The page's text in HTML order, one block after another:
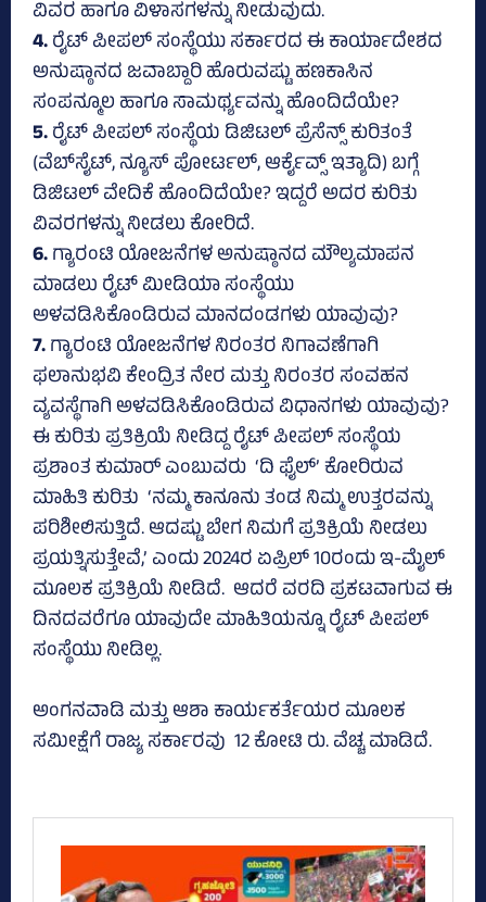
ವಿವರ ಹಾಗೂ ವಿಳಾಸಗಳನ್ನು ನೀಡುವುದು.
4.ರೈಟ್ ಪೀಪಲ್ ಸಂಸ್ಥೆಯು ಸರ್ಕಾರದ ಈ ಕಾರ್ಯಾದೇಶದ
ಅನುಷ್ಠಾನದ ಜವಾಬ್ದಾರಿ ಹೊರುವಷ್ಟು ಹಣಕಾಸಿನ
ಸಂಪನ್ಮೂಲ ಹಾಗೂ ಸಾಮರ್ಥ್ಯವನ್ನು ಹೊಂದಿದೆಯೇ?
5.ರೈಟ್ ಪೀಪಲ್ ಸಂಸ್ಥೆಯ ಡಿಜಿಟಲ್ ಪ್ರೆಸೆನ್ಸ್ ಕುರಿತಂತೆ
(ವೆಬ್‌ಸೈಟ್, ನ್ಯೂಸ್ ಪೋರ್ಟಲ್, ಆರ್ಕೈವ್ಸ್ ಇತ್ಯಾದಿ) ಬಗ್ಗೆ
ಡಿಜಿಟಲ್ ವೇದಿಕೆ ಹೊಂದಿದೆಯೇ? ಇದ್ದರೆ ಅದರ ಕುರಿತು
ವಿವರಗಳನ್ನು ನೀಡಲು ಕೋರಿದೆ.
6.ಗ್ಯಾರಂಟಿ ಯೋಜನೆಗಳ ಅನುಷ್ಠಾನದ ಮೌಲ್ಯಮಾಪನ
ಮಾಡಲು ರೈಟ್ ಮೀಡಿಯಾ ಸಂಸ್ಥೆಯು
ಅಳವಡಿಸಿಕೊಂಡಿರುವ ಮಾನದಂಡಗಳು ಯಾವುವು?
7.ಗ್ಯಾರಂಟಿ ಯೋಜನೆಗಳ ನಿರಂತರ ನಿಗಾವಣೆಗಾಗಿ
ಫಲಾನುಭವಿ ಕೇಂದ್ರಿತ ನೇರ ಮತ್ತು ನಿರಂತರ ಸಂವಹನ
ವ್ಯವಸ್ಥೆಗಾಗಿ ಅಳವಡಿಸಿಕೊಂಡಿರುವ ವಿಧಾನಗಳು ಯಾವುವು?
ಈ ಕುರಿತು ಪ್ರತಿಕ್ರಿಯೆ ನೀಡಿದ್ದ ರೈಟ್‌ ಪೀಪಲ್ ಸಂಸ್ಥೆಯ
ಪ್ರಶಾಂತ ಕುಮಾರ್‌ ಎಂಬುವರು ‘ದಿ ಫೈಲ್‌’ ಕೋರಿರುವ
ಮಾಹಿತಿ ಕುರಿತು ‘ನಮ್ಮ ಕಾನೂನು ತಂಡ ನಿಮ್ಮ ಉತ್ತರವನ್ನು
ಪರಿಶೀಲಿಸುತ್ತಿದೆ. ಆದಷ್ಟು ಬೇಗ ನಿಮಗೆ ಪ್ರತಿಕ್ರಿಯೆ ನೀಡಲು
ಪ್ರಯತ್ನಿಸುತ್ತೇವೆ,’ ಎಂದು 2024ರ ಏಪ್ರಿಲ್‌ 10ರಂದು ಇ-ಮೈಲ್‌
ಮೂಲಕ ಪ್ರತಿಕ್ರಿಯೆ ನೀಡಿದೆ. ಆದರೆ ವರದಿ ಪ್ರಕಟವಾಗುವ ಈ
ದಿನದವರೆಗೂ ಯಾವುದೇ ಮಾಹಿತಿಯನ್ನೂ ರೈಟ್‌ ಪೀಪಲ್‌
ಸಂಸ್ಥೆಯು ನೀಡಿಲ್ಲ.
ಅಂಗನವಾಡಿ ಮತ್ತು ಆಶಾ ಕಾರ್ಯಕರ್ತೆಯರ ಮೂಲಕ
ಸಮೀಕ್ಷೆಗೆ ರಾಜ್ಯ ಸರ್ಕಾರವು 12 ಕೋಟಿ ರು. ವೆಚ್ಚ ಮಾಡಿದೆ.